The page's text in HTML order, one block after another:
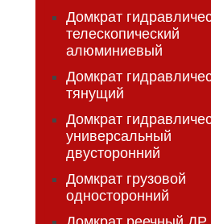
Домкрат
телескопический
алюминиевый
Домкрат
тянущий
Домкрат
универсальный
двусторонний
Домкрат грузовой
односторонний